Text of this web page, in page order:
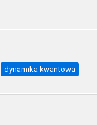
dynamika kwantowa